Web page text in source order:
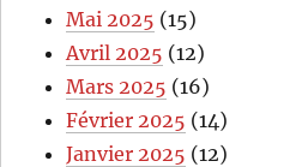
Mai 2025 (15)
Avril 2025 (12)
Mars 2025 (16)
Février 2025 (14)
Janvier 2025 (12)